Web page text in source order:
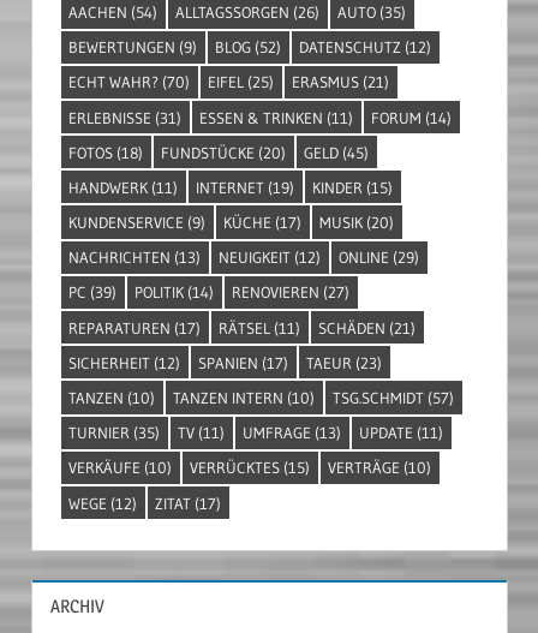
AACHEN (54) ALLTAGSSORGEN (26) AUTO (35)
BEWERTUNGEN (9) BLOG (52) DATENSCHUTZ (12)
ECHT WAHR? (70) EIFEL (25) ERASMUS (21)
ERLEBNISSE (31) ESSEN & TRINKEN (11) FORUM (14)
FOTOS (18) FUNDSTÜCKE (20) GELD (45)
HANDWERK (11) INTERNET (19) KINDER (15)
KUNDENSERVICE (9) KÜCHE (17) MUSIK (20)
NACHRICHTEN (13) NEUIGKEIT (12) ONLINE (29)
PC (39) POLITIK (14) RENOVIEREN (27)
REPARATUREN (17) RÄTSEL (11) SCHÄDEN (21)
SICHERHEIT (12) SPANIEN (17) TAEUR (23)
TANZEN (10) TANZEN INTERN (10) TSG.SCHMIDT (57)
TURNIER (35) TV (11) UMFRAGE (13) UPDATE (11)
VERKÄUFE (10) VERRÜCKTES (15) VERTRÄGE (10)
WEGE (12) ZITAT (17)
ARCHIV